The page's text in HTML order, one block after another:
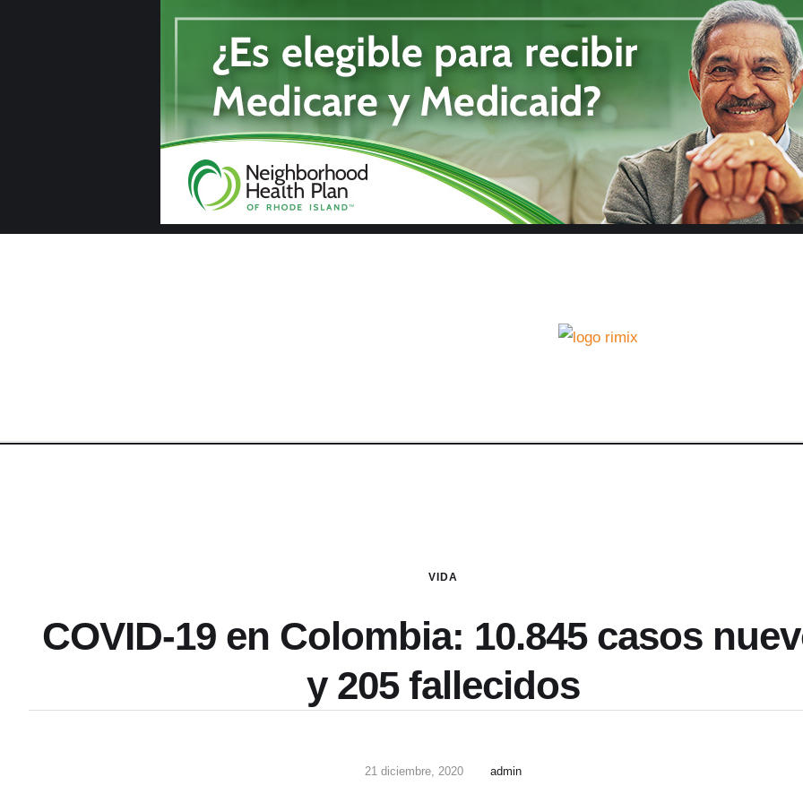
VIDA
COVID-19 en Colombia: 10.845 casos
y 205 fallecidos
21 diciembre, 2020 admin